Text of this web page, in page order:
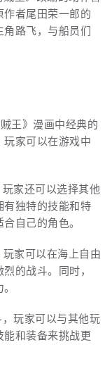
者尾田荣一郎的
路飞，与船员们
王》漫画中经典的
家可以在游戏中
家还可以选择其他
有独特的技能和特
自己的角色。
家可以在海上自由
的战斗。同时，
玩家可以与其他玩
和装备来挑战更